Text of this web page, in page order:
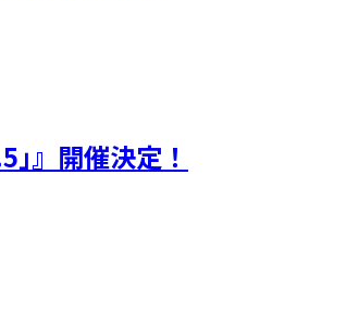
』開催決定！